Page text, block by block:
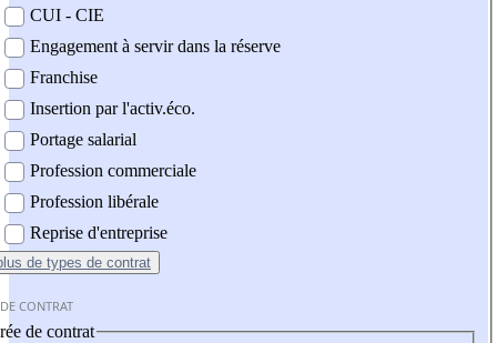
CUI - CIE
Engagement à servir dans la réserve
Franchise
Insertion par l'activ.éco.
Portage salarial
Profession commerciale
Profession libérale
Reprise d'entreprise
de types de contrat
CONTRAT
de contrat